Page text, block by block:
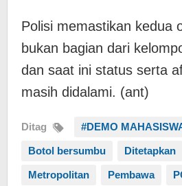
​Polisi memastikan kedua
bukan bagian dari
dan saat ini status serta
masih didalami. (ant)
Ditag #DEMO
Botol bersumbu Ditetapkan
Metropolitan Pembawa